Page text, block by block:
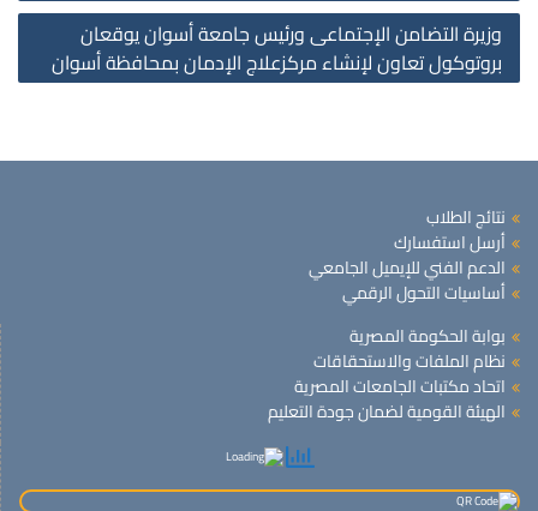
وزيرة التضامن الإجتماعى ورئيس جامعة أسوان يوقعان
بروتوكول تعاون لإنشاء مركزعلاج الإدمان بمحافظة أسوان
نتائج الطلاب
أرسل استفسارك
الدعم الفني للإيميل الجامعي
أساسيات التحول الرقمي
بوابة الحكومة المصرية
نظام الملفات والاستحقاقات
اتحاد مكتبات الجامعات المصرية
الهيئة القومية لضمان جودة التعليم